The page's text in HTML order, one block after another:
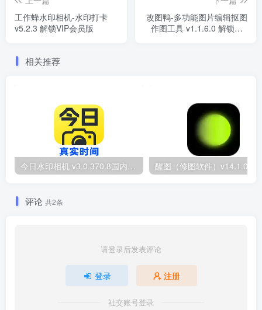
工作蜂水印相机-水印打卡
v5.2.3 解锁VIP会员版
改图鸭-多功能图片编辑抠图
作图工具 v1.1.6.0 解锁VIP
相关推荐
今日水印相机 v3.0.370.8国内版 / v10.0.188国际版Timemark 去广告解锁VIP会员版
评论 共2条
请登录后发表评论
登录 注册
社交账号登录